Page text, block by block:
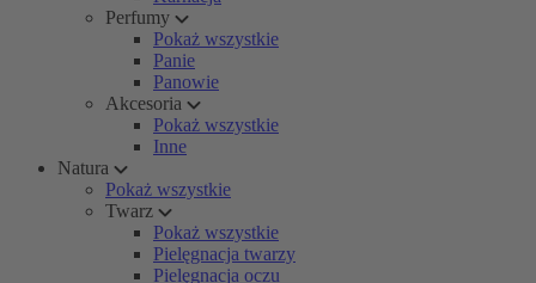
Perfumy
Pokaż wszystkie
Panie
Panowie
Akcesoria
Pokaż wszystkie
Inne
Natura
Pokaż wszystkie
Twarz
Pokaż wszystkie
Pielęgnacja twarzy
Pielęgnacja oczu